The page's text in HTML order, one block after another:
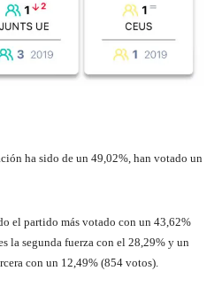
ha sido de un 49,02%, han votado un
el partido más votado con un 43,62%
la segunda fuerza con el 28,29% y un
con un 12,49% (854 votos).